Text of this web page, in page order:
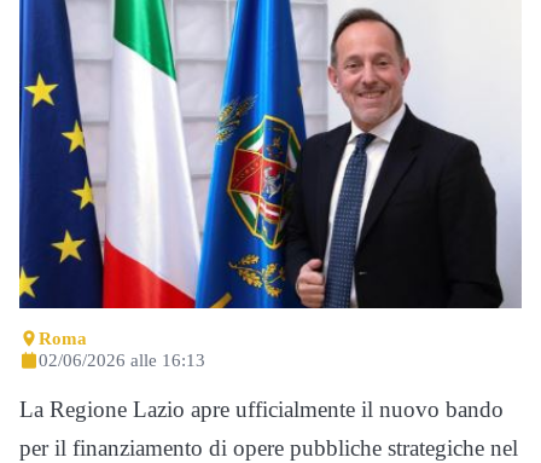
Roma
02/06/2026 alle 16:13
La Regione Lazio apre ufficialmente il nuovo bando
per il finanziamento di opere pubbliche strategiche nel